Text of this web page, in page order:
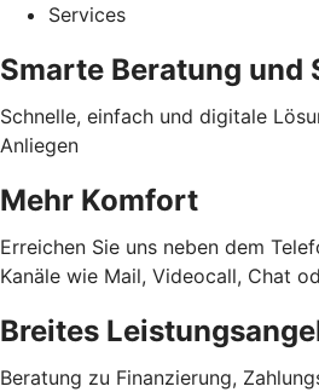
Services
Smarte Beratung und
Schnelle, einfach und digitale
Anliegen
Mehr Komfort
Erreichen Sie uns neben dem
Kanäle wie Mail, Videocall, Chat
Breites
Beratung zu Finanzierung,